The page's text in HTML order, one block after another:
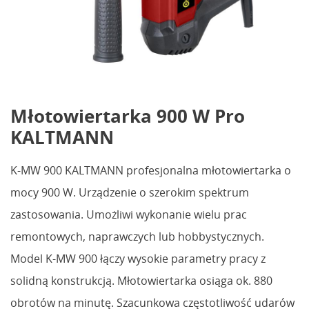
Młotowiertarka 900 W Pro
KALTMANN
K-MW 900 KALTMANN profesjonalna młotowiertarka o
mocy 900 W. Urządzenie o szerokim spektrum
zastosowania. Umożliwi wykonanie wielu prac
remontowych, naprawczych lub hobbystycznych.
Model K-MW 900 łączy wysokie parametry pracy z
solidną konstrukcją. Młotowiertarka osiąga ok. 880
obrotów na minutę. Szacunkowa częstotliwość udarów